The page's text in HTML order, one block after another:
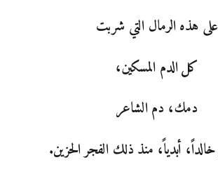
على هذه الرمال التي شربت
كل الدم المسكين،
دمك، دم الشاعر
أبدياً، منذ ذلك الفجر الحزين.